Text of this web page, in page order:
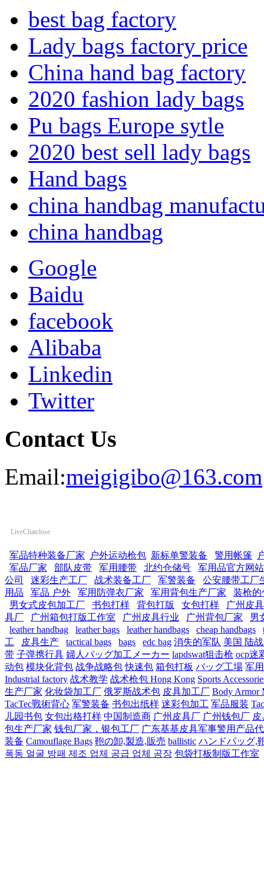
best bag factory
Lady bags factory price
China hand bag factory
2020 fashion lady bags
Pu bags Europe sytle
2020 best sell lady bags
Hand bags
china handbag
china handbag
Google
Baidu
facebook
Alibaba
Linkedin
Twitter
Contact Us
Email:meigigibo@163.com
LiveChatclose
军品特种装备厂家 户外运动枪包 新标单警装备 警用帐篷
军品厂家
部队皮带 军用腰带 北约仓储号
军用品官方网站
公司
迷彩生产工厂 战术装备工厂 军警装备
公安腰带工厂
用品
军品 户外 军用防弹衣厂家 军用背包生产厂家
装枪的
男女式皮包加工厂
书包打样 背包打版 女包打样
广州皮
具厂
广州箱包打版工作室 广州皮具行业 广州背包厂家
男
leather handbag
leather bags leather handbags cheap handbags
工
皮具生产 tactical bags bags edc bag 消失的军队 美国 陆
带 子弹携行具 婦人バッグ加工メーカー lapdswat狙击枪 ocp迷
动包 模块化背包 战争战略包 快速包 箱包打板 バッグ工場 军
Industrial factory 战术教学 战术枪包 Hong Kong Sports
生产厂家 化妆袋加工厂 俄罗斯战术包 皮具加工厂 Body Armor
TacTec戰術背心 军警装备 书包出纸样 迷彩包加工 军品服装
儿园书包 女包出格打样 中国制造商 广州皮具厂 广州钱包厂
包生产厂家 钱包厂家，银包工厂 广东基基皮具军事警用产品
装备 Camouflage Bags 鞄の卸,製造,販売 ballistic ハンドバッグ,
폭동 얼굴 방패 제조 업체 공급 업체 공장 包袋打板制版工作室